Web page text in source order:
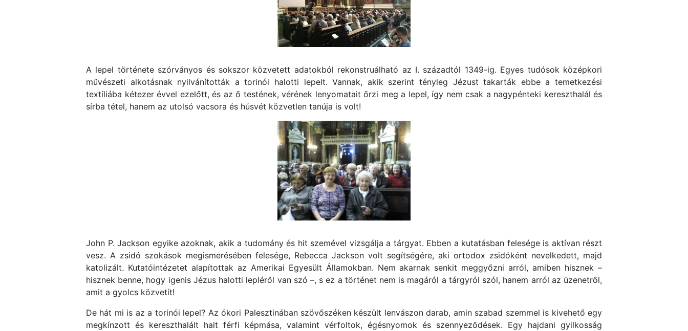
A lepel története szórványos és sokszor közvetett adatokból rekonstruálható az I. századtól 1349-ig. Egyes tudósok középkori
művészeti alkotásnak nyilvánították a torinói halotti lepelt. Vannak, akik szerint tényleg Jézust takarták ebbe a temetkezési
textíliába kétezer évvel ezelőtt, és az ő testének, vérének lenyomatait őrzi meg a lepel, így nem csak a nagypénteki kereszthalál és
sírba tétel, hanem az utolsó vacsora és húsvét közvetlen tanúja is volt!
John P. Jackson egyike azoknak, akik a tudomány és hit szemével vizsgálja a tárgyat. Ebben a kutatásban felesége is aktívan részt
vesz. A zsidó szokások megismerésében felesége, Rebecca Jackson volt segítségére, aki ortodox zsidóként nevelkedett, majd
katolizált. Kutatóintézetet alapítottak az Amerikai Egyesült Államokban. Nem akarnak senkit meggyőzni arról, amiben hisznek –
hisznek benne, hogy igenis Jézus halotti lepléről van szó –, s ez a történet nem is magáról a tárgyról szól, hanem arról az üzenetről,
amit a gyolcs közvetít!
De hát mi is az a torinói lepel? Az ókori Palesztinában szövőszéken készült lenvászon darab, amin szabad szemmel is kivehető egy
megkínzott és kereszthalált halt férfi képmása, valamint vérfoltok, égésnyomok és szennyeződések. Egy hajdani gyilkosság